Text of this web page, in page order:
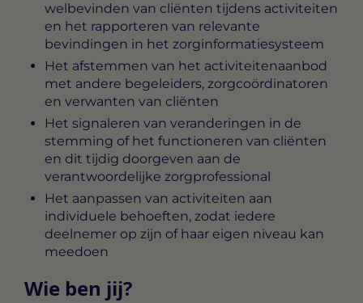
welbevinden van cliënten tijdens activiteiten
en het rapporteren van relevante
bevindingen in het zorginformatiesysteem
Het afstemmen van het activiteitenaanbod
met andere begeleiders, zorgcoördinatoren
en verwanten van cliënten
Het signaleren van veranderingen in de
stemming of het functioneren van cliënten
en dit tijdig doorgeven aan de
verantwoordelijke zorgprofessional
Het aanpassen van activiteiten aan
individuele behoeften, zodat iedere
deelnemer op zijn of haar eigen niveau kan
meedoen
Wie ben jij?